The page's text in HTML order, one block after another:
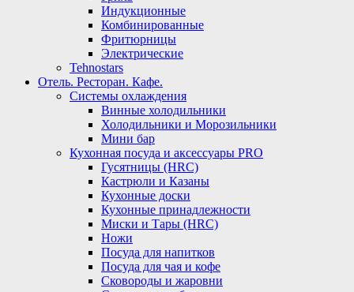
Индукционные
Комбинированные
Фритюрницы
Электрические
Tehnostars
Отель. Ресторан. Кафе.
Системы охлаждения
Винные холодильники
Холодильники и Морозильники
Мини бар
Кухонная посуда и аксессуары PRO
Гусятницы (HRC)
Кастрюли и Казаны
Кухонные доски
Кухонные принадлежности
Миски и Тары (HRC)
Ножи
Посуда для напитков
Посуда для чая и кофе
Сковороды и жаровни